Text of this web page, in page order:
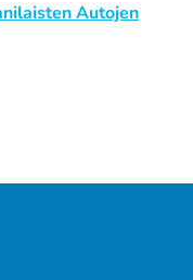
Autojen
autojen ystäville –
Automaalit.netin